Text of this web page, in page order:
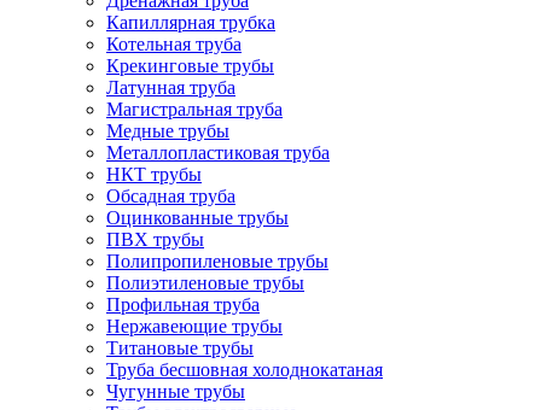
Капиллярная трубка
Котельная труба
Крекинговые трубы
Латунная труба
Магистральная труба
Медные трубы
Металлопластиковая труба
НКТ трубы
Обсадная труба
Оцинкованные трубы
ПВХ трубы
Полипропиленовые трубы
Полиэтиленовые трубы
Профильная труба
Нержавеющие трубы
Титановые трубы
Труба бесшовная холоднокатаная
Чугунные трубы